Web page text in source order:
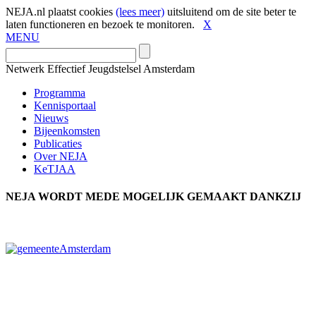
NEJA.nl plaatst cookies (lees meer) uitsluitend om de site beter te
laten functioneren en bezoek te monitoren. X
MENU
Netwerk Effectief Jeugdstelsel Amsterdam
Programma
Kennisportaal
Nieuws
Bijeenkomsten
Publicaties
Over NEJA
KeTJAA
NEJA WORDT MEDE MOGELIJK GEMAAKT DANKZIJ